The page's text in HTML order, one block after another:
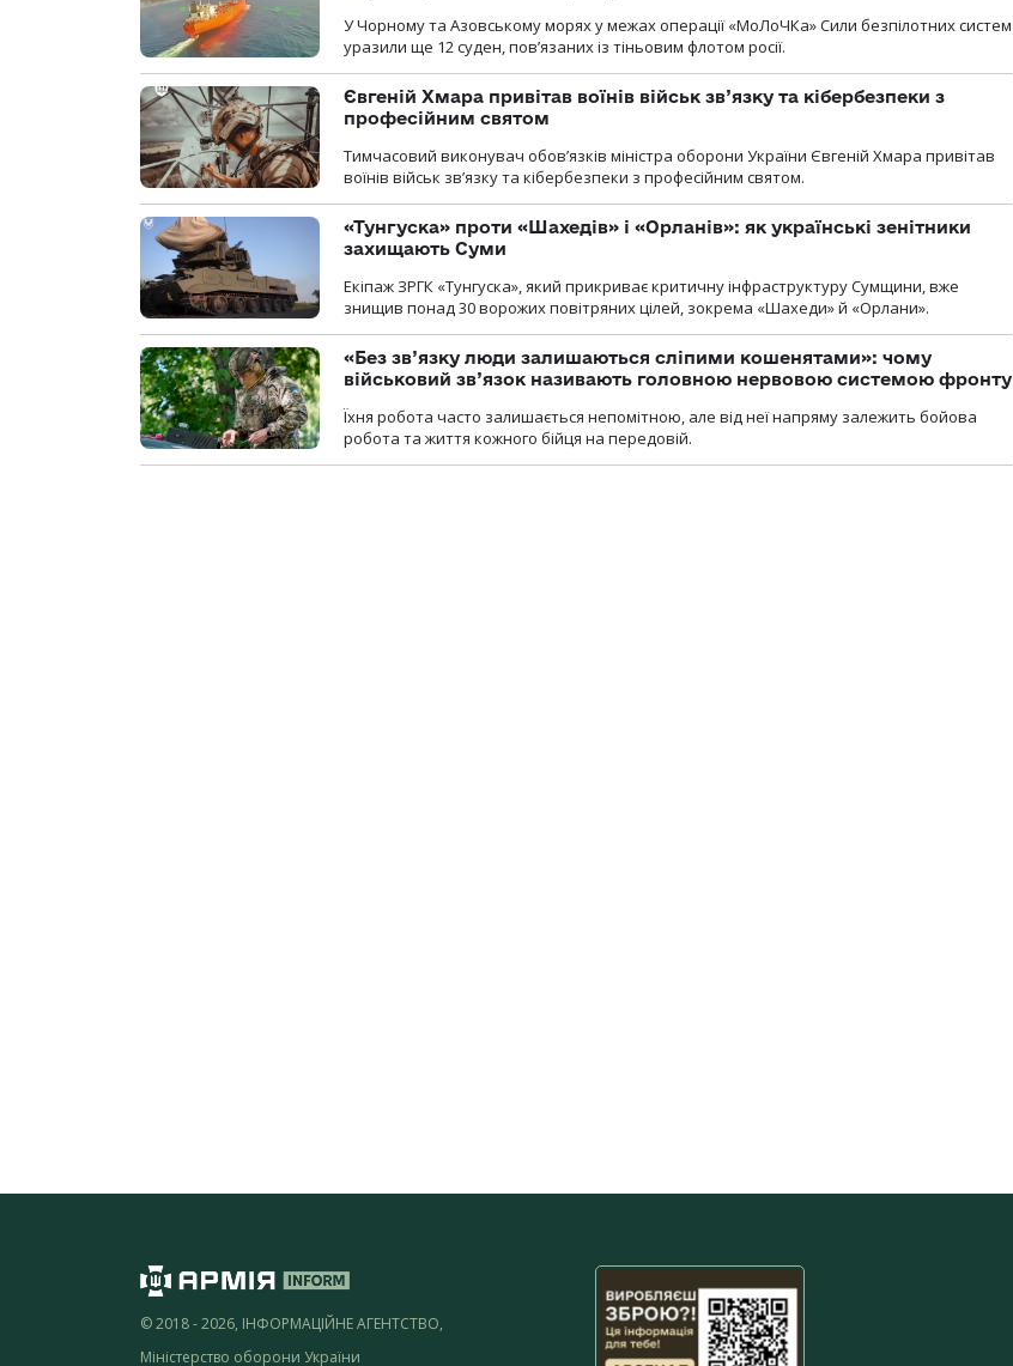
У Чорному та Азовському морях у межах операції «МоЛоЧКа» Сили безпілотних систем
уразили ще 12 суден, пов’язаних із тіньовим флотом росії.
Євгеній Хмара привітав воїнів військ зв’язку та кібербезпеки з
професійним святом
Тимчасовий виконувач обов’язків міністра оборони України Євгеній Хмара привітав
воїнів військ зв’язку та кібербезпеки з професійним святом.
«Тунгуска» проти «Шахедів» і «Орланів»: як українські зенітники
захищають Суми
Екіпаж ЗРГК «Тунгуска», який прикриває критичну інфраструктуру Сумщини, вже
знищив понад 30 ворожих повітряних цілей, зокрема «Шахеди» й «Орлани».
«Без зв’язку люди залишаються сліпими кошенятами»: чому
військовий зв’язок називають головною нервовою системою фронту
Їхня робота часто залишається непомітною, але від неї напряму залежить бойова
робота та життя кожного бійця на передовій.
© 2018 - 2026, ІНФОРМАЦІЙНЕ АГЕНТСТВО,
Міністерство оборони України